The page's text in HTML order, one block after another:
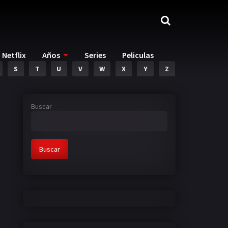
Netflix Años Series Peliculas
S T U V W X Y Z
Buscar
Buscar